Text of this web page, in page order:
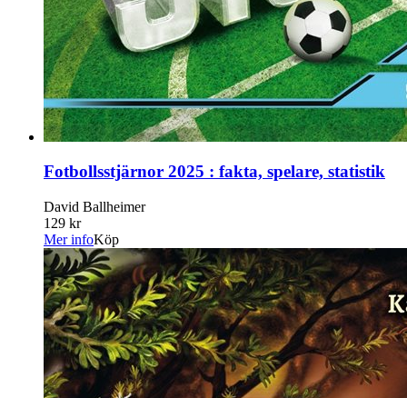
Fotbollsstjärnor 2025 : fakta, spelare, statistik
David Ballheimer
129 kr
Mer infoKöp